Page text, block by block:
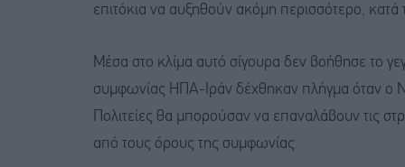
επιτόκια να αυξηθούν ακόμη περισσότερο, κατά
Μέσα στο κλίμα αυτό σίγουρα δεν βοήθησε το
συμφωνίας ΗΠΑ-Ιράν δέχθηκαν πλήγμα όταν ο
Πολιτείες θα μπορούσαν να επαναλάβουν τις
από τους όρους της συμφωνίας.